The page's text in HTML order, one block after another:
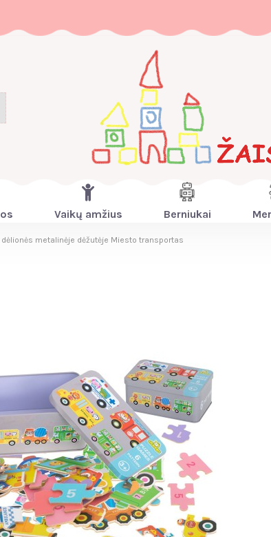
Vaikų amžius Berniukai
metalinėje dėžutėje Miesto transportas